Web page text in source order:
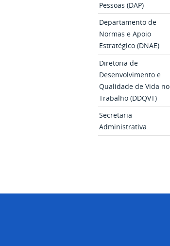
Pessoas (DAP)
Departamento de
Normas e Apoio
Estratégico (DNAE)
Diretoria de
Desenvolvimento e
Qualidade de Vida no
Trabalho (DDQVT)
Secretaria
Administrativa